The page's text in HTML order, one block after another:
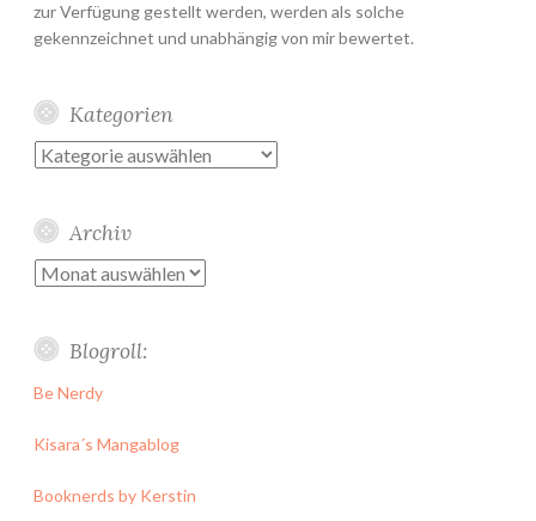
zur Verfügung gestellt werden, werden als solche
gekennzeichnet und unabhängig von mir bewertet.
Kategorien
Kategorien
Archiv
Archiv
Blogroll:
Be Nerdy
Kisara´s Mangablog
Booknerds by Kerstin